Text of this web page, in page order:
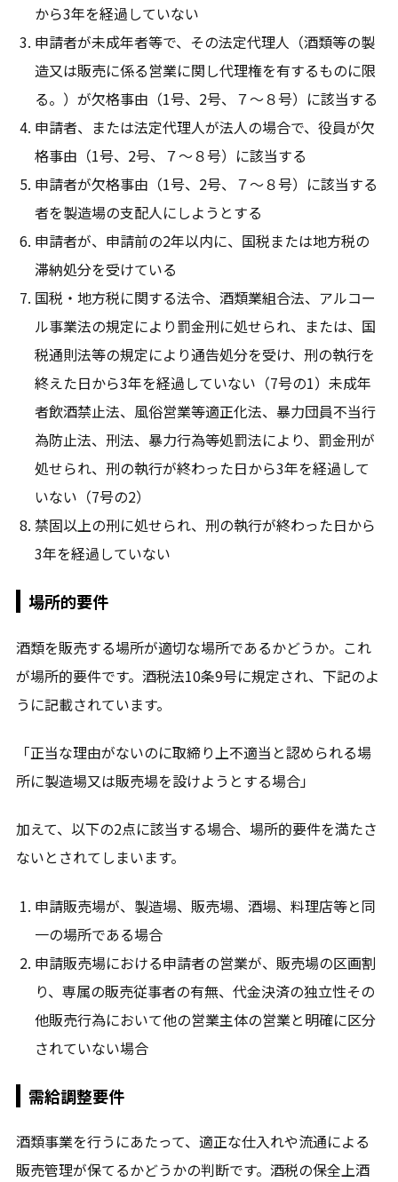
から3年を経過していない
申請者が未成年者等で、その法定代理人（酒類等の製
造又は販売に係る営業に関し代理権を有するものに限
る。）が欠格事由（1号、2号、７～８号）に該当する
申請者、または法定代理人が法人の場合で、役員が欠
格事由（1号、2号、７～８号）に該当する
申請者が欠格事由（1号、2号、７～８号）に該当する
者を製造場の支配人にしようとする
申請者が、申請前の2年以内に、国税または地方税の
滞納処分を受けている
国税・地方税に関する法令、酒類業組合法、アルコー
ル事業法の規定により罰金刑に処せられ、または、国
税通則法等の規定により通告処分を受け、刑の執行を
終えた日から3年を経過していない（7号の1）未成年
者飲酒禁止法、風俗営業等適正化法、暴力団員不当行
為防止法、刑法、暴力行為等処罰法により、罰金刑が
処せられ、刑の執行が終わった日から3年を経過して
いない（7号の2）
禁固以上の刑に処せられ、刑の執行が終わった日から
3年を経過していない
場所的要件
酒類を販売する場所が適切な場所であるかどうか。これ
が場所的要件です。酒税法10条9号に規定され、下記のよ
うに記載されています。
「正当な理由がないのに取締り上不適当と認められる場
所に製造場又は販売場を設けようとする場合」
加えて、以下の2点に該当する場合、場所的要件を満たさ
ないとされてしまいます。
申請販売場が、製造場、販売場、酒場、料理店等と同
一の場所である場合
申請販売場における申請者の営業が、販売場の区画割
り、専属の販売従事者の有無、代金決済の独立性その
他販売行為において他の営業主体の営業と明確に区分
されていない場合
需給調整要件
酒類事業を行うにあたって、適正な仕入れや流通による
販売管理が保てるかどうかの判断です。酒税の保全上酒